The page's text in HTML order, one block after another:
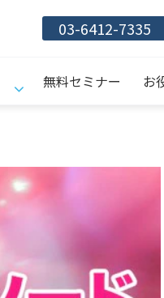
03-6412-7335
無料セミナー お